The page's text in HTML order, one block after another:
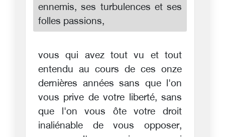
ennemis, ses turbulences et ses
folles passions,
vous qui avez tout vu et tout
entendu au cours de ces onze
dernières années sans que l'on
vous prive de votre liberté, sans
que l'on vous ôte votre droit
inaliénable de vous opposer,